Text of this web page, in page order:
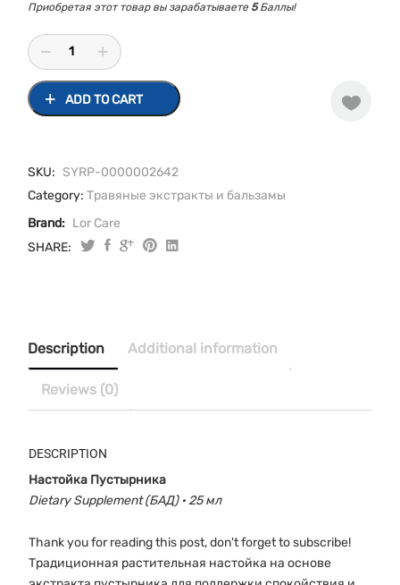
Приобретая этот товар вы зарабатываете 5Баллы!
quantity
ADD TO CART
SKU: SYRP-0000002642
Category: Травяные экстракты и бальзамы
Brand: Lor Care
SHARE:
Description Additional information
Reviews (0)
DESCRIPTION
Настойка Пустырника
Dietary Supplement (БАД) · 25 мл
Thank you for reading this post, don't forget to subscribe!
Традиционная растительная настойка на основе